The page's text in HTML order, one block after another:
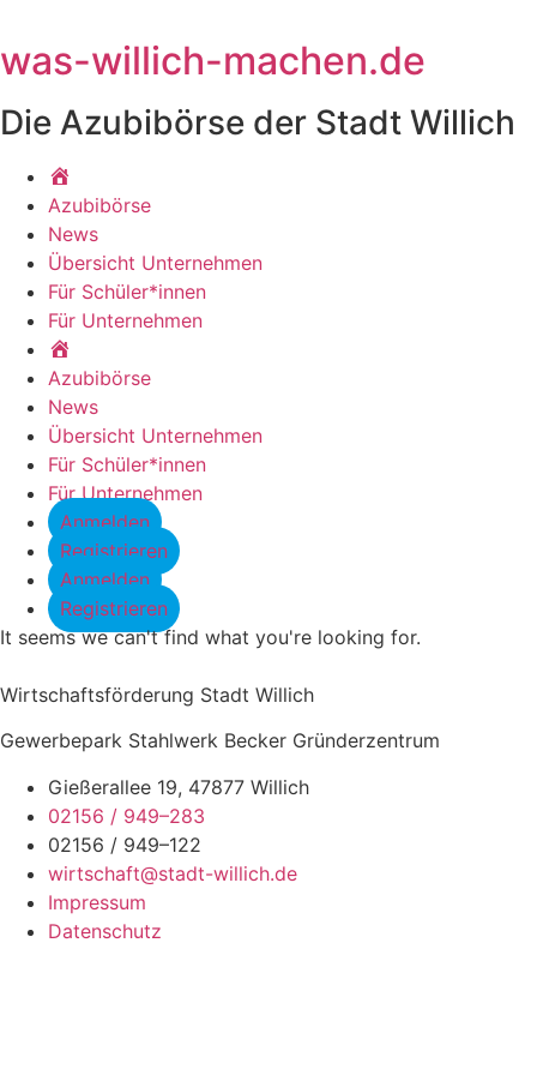
springen
was-willich-machen.de
Die Azubibörse der Stadt Willich
Azubibörse
News
Übersicht Unternehmen
Für Schüler*innen
Für Unternehmen
Azubibörse
News
Übersicht Unternehmen
Für Schüler*innen
Für Unternehmen
Anmelden
Registrieren
Anmelden
Registrieren
It seems we can't find what you're looking for.
Wirtschaftsförderung Stadt Willich
Gewerbepark Stahlwerk Becker Gründerzentrum
Gießerallee 19, 47877 Willich
02156 / 949–283
02156 / 949–122
wirtschaft@stadt-willich.de
Impressum
Datenschutz